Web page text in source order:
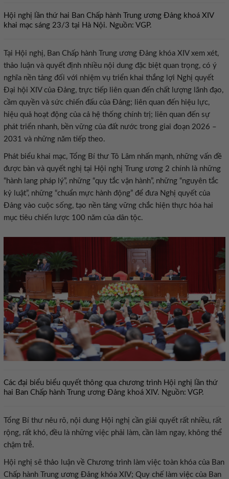
Hội nghị lần thứ hai Ban Chấp hành Trung ương Đảng khoá XIV
khai mạc sáng 23/3 tại Hà Nội. Nguồn: VGP.
Tại Hội nghị, Ban Chấp hành Trung ương Đảng khóa XIV xem xét,
thảo luận và quyết định nhiều nội dung đặc biệt quan trọng, có ý
nghĩa nền tảng đối với nhiệm vụ triển khai thắng lợi Nghị quyết
Đại hội XIV của Đảng, trực tiếp liên quan đến chất lượng lãnh đạo,
cầm quyền và sức chiến đấu của Đảng; liên quan đến hiệu lực,
hiệu quả hoạt động của cả hệ thống chính trị; liên quan đến sự
phát triển nhanh, bền vững của đất nước trong giai đoạn 2026 –
2031 và những năm tiếp theo.
Phát biểu khai mạc, Tổng Bí thư Tô Lâm nhấn mạnh, những vấn đề
được bàn và quyết nghị tại Hội nghị Trung ương 2 chính là những
“hành lang pháp lý”, những “quy tắc vận hành”, những “nguyên tắc
kỷ luật”, những “chuẩn mực hành động” để đưa Nghị quyết của
Đảng vào cuộc sống, tạo nền tảng vững chắc hiện thực hóa hai
mục tiêu chiến lược 100 năm của dân tộc.
Các đại biểu biểu quyết thông qua chương trình Hội nghị lần thứ
hai Ban Chấp hành Trung ương Đảng khoá XIV. Nguồn: VGP.
Tổng Bí thư nêu rõ, nội dung Hội nghị cần giải quyết rất nhiều, rất
rộng, rất khó, đều là những việc phải làm, cần làm ngay, không thể
chậm trễ.
Hội nghị sẽ thảo luận về Chương trình làm việc toàn khóa của Ban
Chấp hành Trung ương Đảng khóa XIV; Quy chế làm việc của Ban